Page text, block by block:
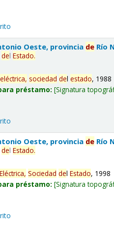
Oeste, provincia de Río
delEstado.
eléctrica, sociedad delestado, 1988
préstamo: Signatura
Oeste, provincia de Río
delEstado.
Eléctrica, Sociedad delEstado, 1998
préstamo: Signatura